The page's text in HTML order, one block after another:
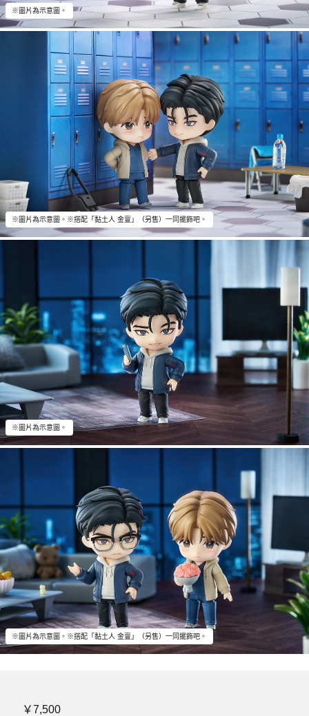
※圖片為示意圖。
※圖片為示意圖。※搭配「黏土人 金亶」（另售）一同擺飾吧。
※圖片為示意圖。
※圖片為示意圖。※搭配「黏土人 金亶」（另售）一同擺飾吧。
￥7,500